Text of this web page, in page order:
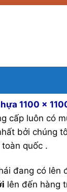
1100 x
cấp luôn có
bởi chúng
quốc .
đang có lên
lên đến hàng